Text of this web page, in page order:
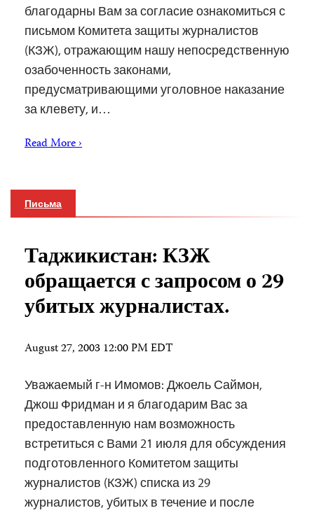
благодарны Вам за согласие ознакомиться с
письмом Комитета защиты журналистов
(КЗЖ), отражающим нашу непосредственную
озабоченность законами,
предусматривающими уголовное наказание
за клевету, и…
Read More ›
Письма
Таджикистан: КЗЖ
обращается с запросом о 29
убитых журналистах.
August 27, 2003 12:00 PM EDT
Уважаемый г-н Имомов: Джоель Саймон,
Джош Фридман и я благодарим Вас за
предоставленную нам возможность
встретиться с Вами 21 июля для обсуждения
подготовленного Комитетом защиты
журналистов (КЗЖ) списка из 29
журналистов, убитых в течение и после